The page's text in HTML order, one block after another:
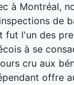
à Montréal,
de
fut l'un des
à se
cru aux
offre